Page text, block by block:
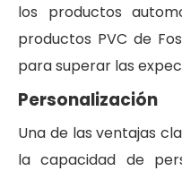
los productos
productos PVC de
para superar las
Personalización
Una de las ventajas
la capacidad de